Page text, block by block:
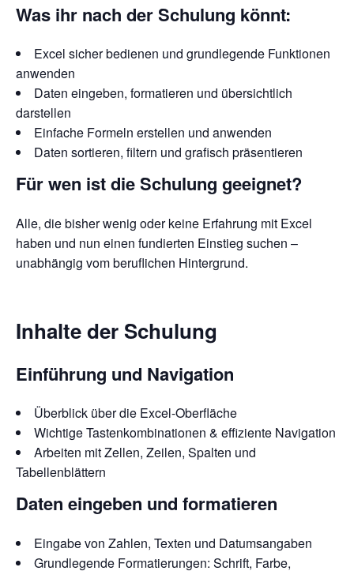
Was ihr nach der Schulung könnt:
Excel sicher bedienen und grundlegende Funktionen
anwenden
Daten eingeben, formatieren und übersichtlich
darstellen
Einfache Formeln erstellen und anwenden
Daten sortieren, filtern und grafisch präsentieren
Für wen ist die Schulung geeignet?
Alle, die bisher wenig oder keine Erfahrung mit Excel
haben und nun einen fundierten Einstieg suchen –
unabhängig vom beruflichen Hintergrund.
Inhalte der Schulung
Einführung und Navigation
Überblick über die Excel-Oberfläche
Wichtige Tastenkombinationen & effiziente Navigation
Arbeiten mit Zellen, Zeilen, Spalten und
Tabellenblättern
Daten eingeben und formatieren
Eingabe von Zahlen, Texten und Datumsangaben
Grundlegende Formatierungen: Schrift, Farbe,